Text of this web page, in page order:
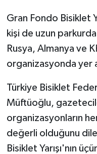
Gran Fondo Bisiklet
kişi de uzun
Rusya, Almanya ve
organizasyonda yer
Türkiye Bisiklet
Müftüoğlu,
organizasyonların
değerli olduğunu
Bisiklet Yarışı'nın